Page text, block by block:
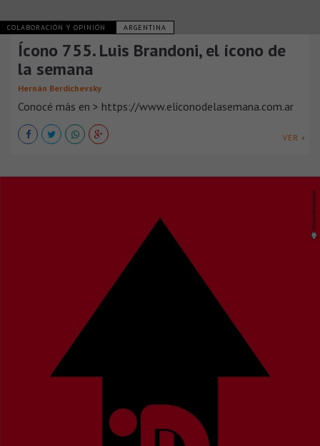
COLABORACIÓN Y OPINIÓN ARGENTINA
Ícono 755. Luis Brandoni, el ícono de
la semana
Hernán Berdichevsky
Conocé más en > https://www.eliconodelasemana.com.ar
VER +